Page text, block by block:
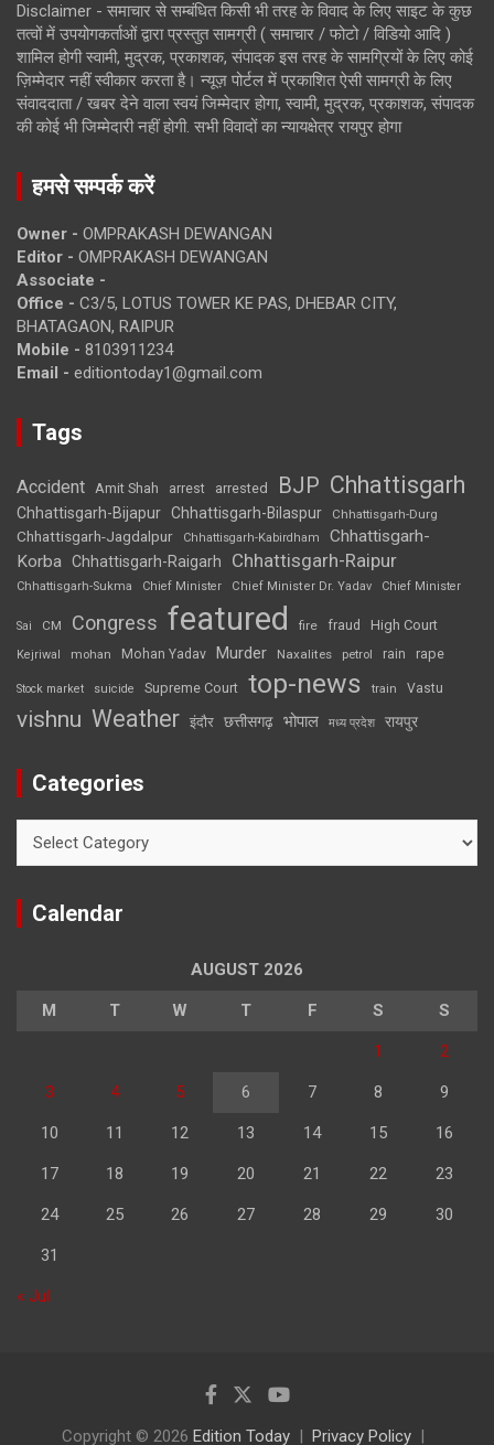
Disclaimer - समाचार से सम्बंधित किसी भी तरह के विवाद के लिए साइट के कुछ
तत्वों में उपयोगकर्ताओं द्वारा प्रस्तुत सामग्री ( समाचार / फोटो / विडियो आदि )
शामिल होगी स्वामी, मुद्रक, प्रकाशक, संपादक इस तरह के सामग्रियों के लिए कोई
ज़िम्मेदार नहीं स्वीकार करता है। न्यूज़ पोर्टल में प्रकाशित ऐसी सामग्री के लिए
संवाददाता / खबर देने वाला स्वयं जिम्मेदार होगा, स्वामी, मुद्रक, प्रकाशक, संपादक
की कोई भी जिम्मेदारी नहीं होगी. सभी विवादों का न्यायक्षेत्र रायपुर होगा
हमसे सम्पर्क करें
Owner - OMPRAKASH DEWANGAN
Editor - OMPRAKASH DEWANGAN
Associate -
Office - C3/5, LOTUS TOWER KE PAS, DHEBAR CITY,
BHATAGAON, RAIPUR
Mobile - 8103911234
Email - editiontoday1@gmail.com
Tags
Accident Amit Shah arrest arrested BJP Chhattisgarh
Chhattisgarh-Bijapur Chhattisgarh-Bilaspur Chhattisgarh-Durg
Chhattisgarh-Jagdalpur Chhattisgarh-Kabirdham
Chhattisgarh-
Korba Chhattisgarh-Raigarh Chhattisgarh-Raipur
Chhattisgarh-Sukma Chief Minister Chief Minister Dr. Yadav Chief Minister
Sai CM Congress featured fire fraud High Court
Kejriwal mohan Mohan Yadav Murder Naxalites petrol rain rape
Stock market suicide Supreme Court top-news train Vastu
vishnu Weather इंदौर छत्तीसगढ़ भोपाल मध्य प्रदेश रायपुर
Categories
Calendar
AUGUST 2026
M T W T F S S
1 2
3 4 5 6 7 8 9
10 11 12 13 14 15 16
17 18 19 20 21 22 23
24 25 26 27 28 29 30
31
« Jul
Copyright © 2026 Edition Today Privacy Policy